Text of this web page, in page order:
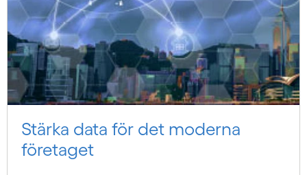
Stärka data för det moderna
företaget